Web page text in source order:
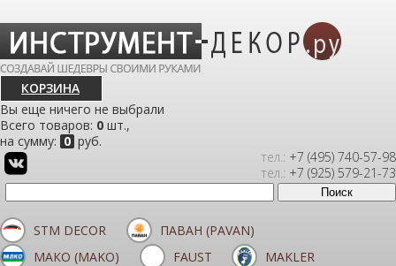
КОРЗИНА
Вы еще ничего не выбрали
Всего товаров: 0 шт.,
на сумму: 0 руб.
тел.: +7 (495) 740-57-98
тел.: +7 (925) 579-21-73
STM DECOR
ПАВАН (PAVAN)
МАКО (MAKO)
FAUST MAKLER